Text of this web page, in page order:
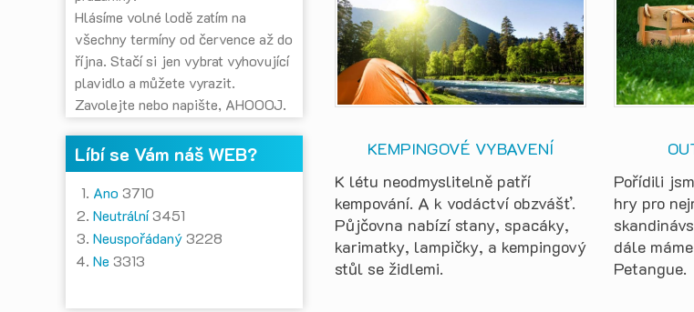
Hlásíme volné lodě zatím na
všechny termíny od července až do
října. Stačí si jen vybrat vyhovující
plavidlo a můžete vyrazit.
Zavolejte nebo napište, AHOOOJ.
Líbí se Vám náš WEB?
Ano 3710
Neutrální3451
Neuspořádaný3228
Ne 3313
KEMPINGOVÉ VYBAVENÍ
K létu neodmyslitelně patří
kempování. A k vodáctví obzvášť.
Půjčovna nabízí stany, spacáky,
karimatky, lampičky, a kempingový
stůl se židlemi.
Pořídili
hry pro
dále
Petangue.